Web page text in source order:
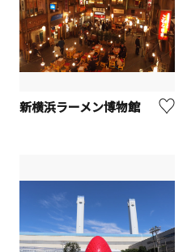
新横浜ラーメン博物館